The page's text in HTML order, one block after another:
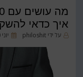
איך כדאי
על ידי philoshit
פורסם
יוני 20, 2024